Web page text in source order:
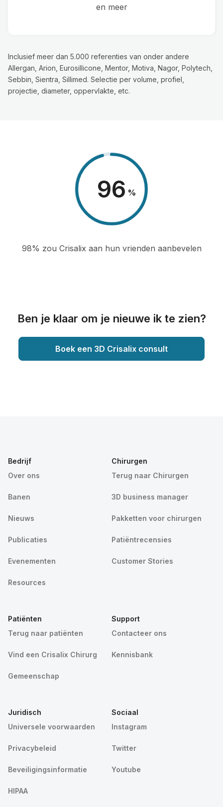
en meer
Inclusief meer dan 5.000 referenties van onder andere
Allergan, Arion, Eurosillicone, Mentor, Motiva, Nagor, Polytech,
Sebbin, Sientra, Sillimed. Selectie per volume, profiel,
projectie, diameter, oppervlakte, etc.
98 %
98% zou Crisalix aan hun vrienden aanbevelen
Ben je klaar om je nieuwe ik te zien?
Boek een 3D Crisalix consult
Bedrijf
Over ons
Banen
Nieuws
Publicaties
Evenementen
Resources
Chirurgen
Terug naar Chirurgen
3D business manager
Pakketten voor chirurgen
Patiëntrecensies
Customer Stories
Patiënten
Terug naar patiënten
Vind een Crisalix Chirurg
Gemeenschap
Support
Contacteer ons
Kennisbank
Juridisch
Universele voorwaarden
Privacybeleid
Beveiligingsinformatie
HIPAA
Sociaal
Instagram
Twitter
Youtube